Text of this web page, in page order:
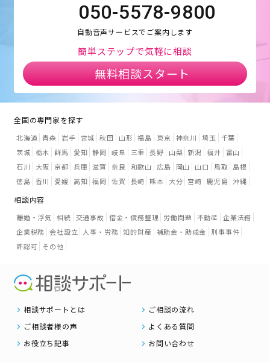
050-5578-9800
自動音声サービスでご案内します
簡単ステップで気軽に相談
無料相談スタート
全国の専門家を探す
北海道 青森 岩手 宮城 秋田 山形 福島 東京 神奈川 埼玉
千葉
茨城 栃木 群馬 愛知 静岡 岐阜 三重 長野 山梨 新潟 福井
富山
石川
大阪 京都 兵庫 滋賀 奈良 和歌山 広島 岡山 山口 鳥取
島根
徳島 香川 愛媛 高知 福岡 佐賀 長崎 熊本 大分 宮崎 鹿児島 沖縄
相談内容
離婚・浮気 相続 交通事故 借金・債務整理 労働問題 不動産 企業法務
企業税務 会社設立 人事・労務 知的財産 補助金・助成金 刑事事件
許認可 その他
相談サポートとは
ご相談の流れ
ご相談者様の声
よくある質問
お役立ち記事
お問い合わせ